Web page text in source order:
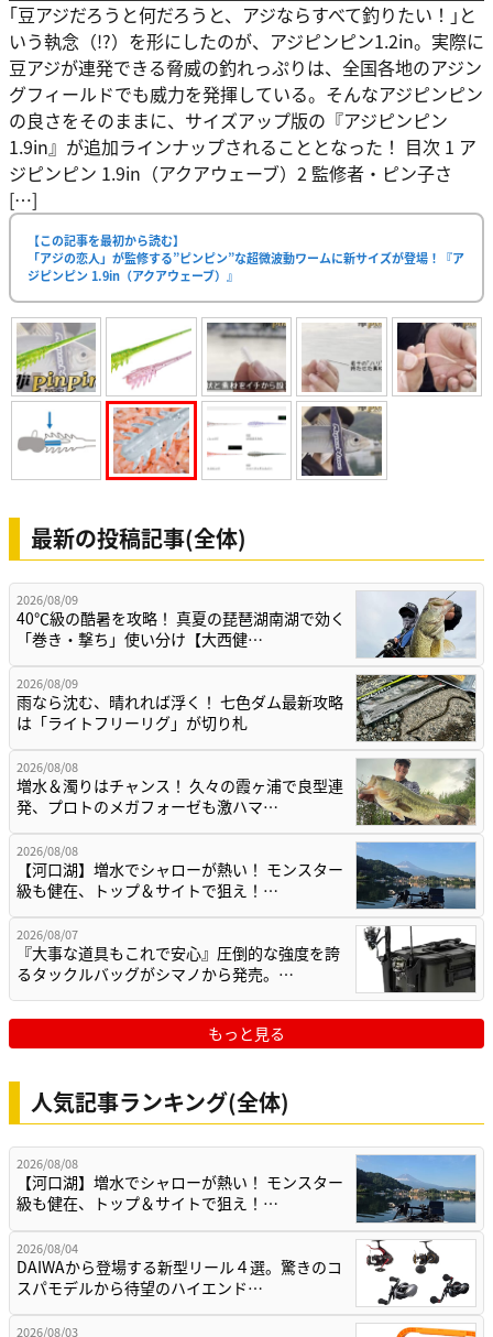
｢豆アジだろうと何だろうと、アジならすべて釣りたい！｣と
いう執念（!?）を形にしたのが、アジピンピン1.2in。実際に
豆アジが連発できる脅威の釣れっぷりは、全国各地のアジン
グフィールドでも威力を発揮している。そんなアジピンピン
の良さをそのままに、サイズアップ版の『アジピンピン
1.9in』が追加ラインナップされることとなった！ 目次 1 ア
ジピンピン 1.9in（アクアウェーブ）2 監修者・ピン子さ
[…]
【この記事を最初から読む】
「アジの恋人」が監修する”ピンピン”な超微波動ワームに新サイズが登場！『ア
ジピンピン 1.9in（アクアウェーブ）』
最新の投稿記事(全体)
2026/08/09
40℃級の酷暑を攻略！ 真夏の琵琶湖南湖で効く
「巻き・撃ち」使い分け【大西健…
2026/08/09
雨なら沈む、晴れれば浮く！ 七色ダム最新攻略
は「ライトフリーリグ」が切り札
2026/08/08
増水＆濁りはチャンス！ 久々の霞ヶ浦で良型連
発、プロトのメガフォーゼも激ハマ…
2026/08/08
【河口湖】増水でシャローが熱い！ モンスター
級も健在、トップ＆サイトで狙え！…
2026/08/07
『大事な道具もこれで安心』圧倒的な強度を誇
るタックルバッグがシマノから発売。…
もっと見る
人気記事ランキング(全体)
2026/08/08
【河口湖】増水でシャローが熱い！ モンスター
級も健在、トップ＆サイトで狙え！…
2026/08/04
DAIWAから登場する新型リール４選。驚きのコ
スパモデルから待望のハイエンド…
2026/08/03